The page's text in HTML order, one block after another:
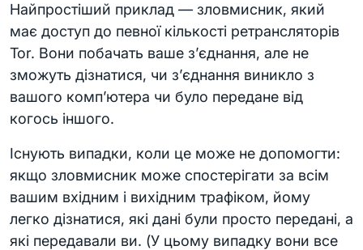
Найпростіший приклад — зловмисник, який
має доступ до певної кількості ретрансляторів
Tor. Вони побачать ваше з’єднання, але не
зможуть дізнатися, чи з’єднання виникло з
вашого комп’ютера чи було передане від
когось іншого.
Існують випадки, коли це може не допомогти:
якщо зловмисник може спостерігати за всім
вашим вхідним і вихідним трафіком, йому
легко дізнатися, які дані були просто передані, а
які передавали ви. (У цьому випадку вони все